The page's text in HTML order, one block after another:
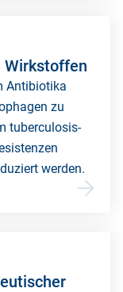
Wirkstoffen
Antibiotika
zu
tuberculosis-
werden.